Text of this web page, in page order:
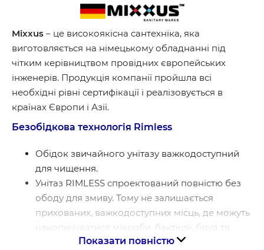
Mixxus – це високоякісна сантехніка, яка
виготовляється на німецькому обладнанні під
чітким керівництвом провідних європейських
інженерів. Продукція компанії пройшла всі
необхідні рівні сертифікації і реалізовується в
країнах Європи і Азії.
Безобідкова технологія Rimless
Обідок звичайного унітазу важкодоступний
для чищення.
Унітаз RIMLESS спроектований повністю без
ободу для змиву. Тому не залишається
прихованих, важкодоступних місць, де можуть
накопичуватися мікроби, бактерії, бруд та
відкладення.Показати повністю